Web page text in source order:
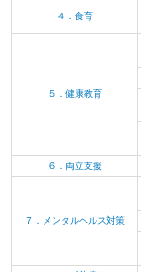
４．食育
５．健康教育
６．両立支援
７．メンタルヘルス対策